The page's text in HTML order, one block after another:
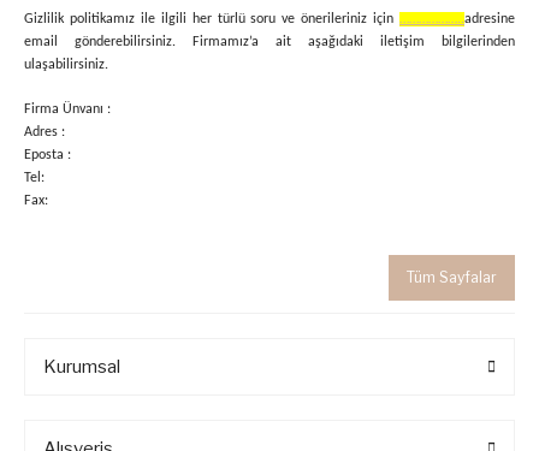
Gizlilik politikamız ile ilgili her türlü soru ve önerileriniz için ………………..adresine
email gönderebilirsiniz. Firmamız’a ait aşağıdaki iletişim bilgilerinden
ulaşabilirsiniz.
Firma Ünvanı :
Adres :
Eposta :
Tel:
Fax:
Tüm Sayfalar
Kurumsal